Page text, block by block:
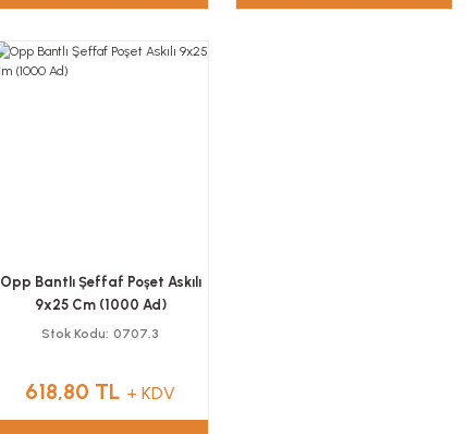
Opp Bantlı Şeffaf Poşet Askılı
9x25 Cm (1000 Ad)
Stok Kodu 0707.3
618,80 TL + KDV